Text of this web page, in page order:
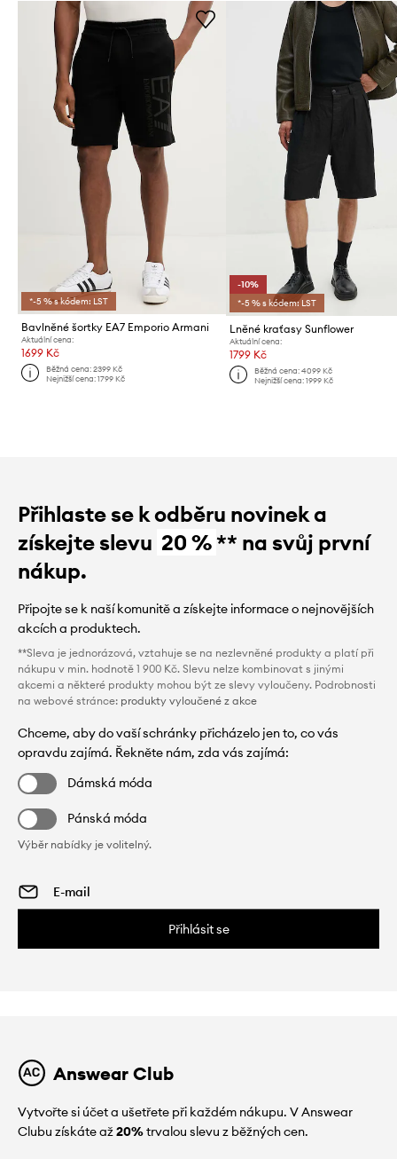
*-5 % s kódem: LST
Bavlněné šortky EA7 Emporio Armani
Aktuální cena:
1699 Kč
Běžná cena:2399 Kč
Nejnižší cena:1799 Kč
-10%
*-5 % s kódem: LST
Lněné kraťasy Sunflower
Aktuální cena:
1799 Kč
Běžná cena: 4099 Kč
Nejnižší cena: 1999 Kč
Přihlaste se k odběru novinek a
získejte slevu 20 %** na svůj první
nákup.
Připojte se k naší komunitě a získejte informace o nejnovějších
akcích a produktech.
**Sleva je jednorázová, vztahuje se na nezlevněné produkty a platí při
nákupu v min. hodnotě 1 900 Kč. Slevu nelze kombinovat s jinými
akcemi a některé produkty mohou být ze slevy vyloučeny. Podrobnosti
na webové stránce: produkty vyloučené z akce
Chceme, aby do vaší schránky přicházelo jen to, co vás
opravdu zajímá. Řekněte nám, zda vás zajímá:
Dámská móda
Pánská móda
Výběr nabídky je volitelný.
Přihlásit se
Answear Club
Vytvořte si účet a ušetřete při každém nákupu. V Answear
Clubu získáte až20%trvalou slevu z běžných cen.